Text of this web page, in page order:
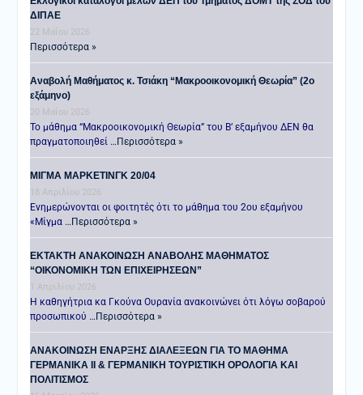
ΔΙΠΑΕ
22 Μαΐου 2026
Περισσότερα »
Αναβολή Μαθήματος κ. Τσιάκη “Μακροοικονομική Θεωρία” (2ο
εξάμηνο)
20 Μαΐου 2026
Το μάθημα “Μακροοικονομική Θεωρία” του Β’ εξαμήνου ΔΕΝ θα
πραγματοποιηθεί …Περισσότερα »
ΜΙΓΜΑ ΜΑΡΚΕΤΙΝΓΚ 20/04
18 Απριλίου 2026
Ενημερώνονται οι φοιτητές ότι το μάθημα του 2ου εξαμήνου
«Μίγμα …Περισσότερα »
ΕΚΤΑΚΤΗ ΑΝΑΚΟΙΝΩΣΗ ΑΝΑΒΟΛΗΣ ΜΑΘΗΜΑΤΟΣ
“ΟΙΚΟΝΟΜΙΚΗ ΤΩΝ ΕΠΙΧΕΙΡΗΣΕΩΝ”
1 Απριλίου 2026
Η καθηγήτρια κα Γκούνα Ουρανία ανακοινώνει ότι λόγω σοβαρού
προσωπικού …Περισσότερα »
ANAKOINΩΣΗ ΕΝΑΡΞΗΣ ΔΙΑΛΕΞΕΩΝ ΓΙΑ ΤΟ ΜΑΘΗΜΑ
ΓΕΡΜΑΝΙΚΑ ΙΙ & ΓΕΡΜΑΝΙΚΗ ΤΟΥΡΙΣΤΙΚΗ ΟΡΟΛΟΓΙΑ ΚΑΙ
ΠΟΛΙΤΙΣΜΟΣ